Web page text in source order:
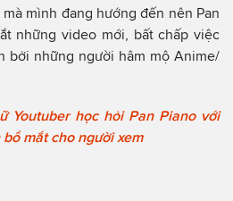
mình đang hướng đến nên Pan
những video mới, bất chấp việc
bởi những người hâm mộ Anime/
Youtuber học hỏi Pan Piano với
mắt cho người xem